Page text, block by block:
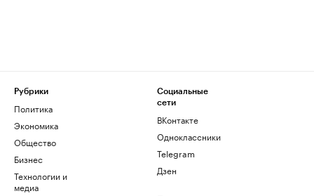
Рубрики
Политика
Экономика
Общество
Бизнес
Технологии и
медиа
Социальные
сети
ВКонтакте
Одноклассники
Telegram
Дзен